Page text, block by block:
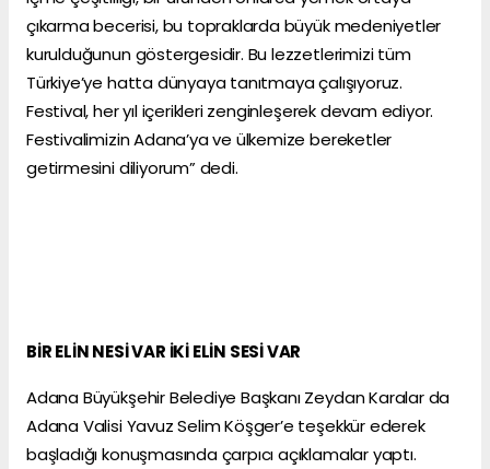
çıkarma becerisi, bu topraklarda büyük medeniyetler
kurulduğunun göstergesidir. Bu lezzetlerimizi tüm
Türkiye’ye hatta dünyaya tanıtmaya çalışıyoruz.
Festival, her yıl içerikleri zenginleşerek devam ediyor.
Festivalimizin Adana’ya ve ülkemize bereketler
getirmesini diliyorum” dedi.
BİR ELİN NESİ VAR İKİ ELİN SESİ VAR
Adana Büyükşehir Belediye Başkanı Zeydan Karalar da
Adana Valisi Yavuz Selim Köşger’e teşekkür ederek
başladığı konuşmasında çarpıcı açıklamalar yaptı.